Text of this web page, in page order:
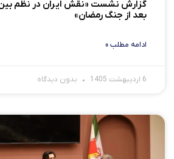
گزارش نشست «نقش ایران در نظم
بعد از جنگ رمضان»
ادامه مطلب »
6 اردیبهشت 1405 بدون دیدگاه